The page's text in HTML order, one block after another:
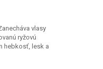
vlasy
ryžovú
hebkosť, lesk a